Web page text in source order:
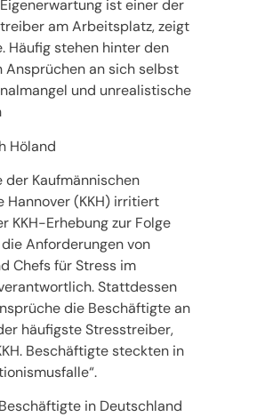
ist einer der
am Arbeitsplatz, zeigt
Häufig stehen hinter den
Ansprüchen an sich selbst
und unrealistische
Höland
der Kaufmännischen
Hannover (KKH) irritiert
KKH-Erhebung zur Folge
Anforderungen von
Chefs für Stress im
Stattdessen
die Beschäftigte an
häufigste Stresstreiber,
Beschäftigte steckten in
in Deutschland